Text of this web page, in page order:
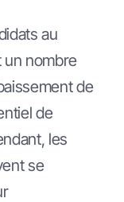
au
un nombre
de
de
les
se